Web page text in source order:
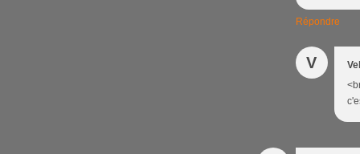
Répondre
V